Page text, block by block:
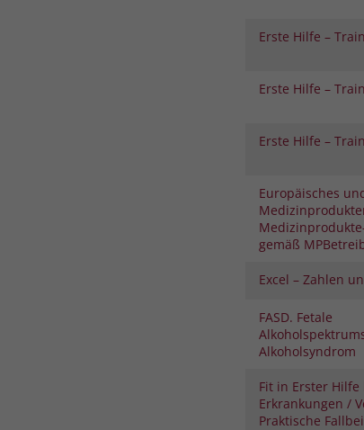
Erste Hilfe –
Erste Hilfe –
Erste Hilfe –
Europäisches
gemäß
Excel – Zahlen
FASD. Fetale
Alkoholsyndrom
Fit in Erster Hilfe
Erkrankungen /
Praktische